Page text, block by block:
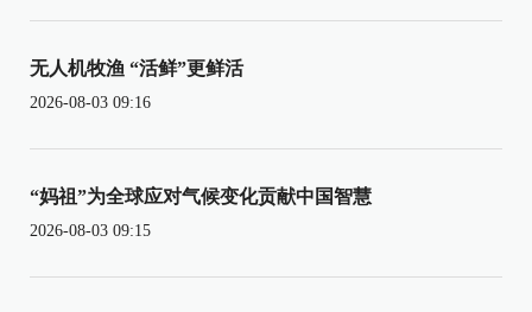
无人机牧渔 “活鲜”更鲜活
2026-08-03 09:16
“妈祖”为全球应对气候变化贡献中国智慧
2026-08-03 09:15